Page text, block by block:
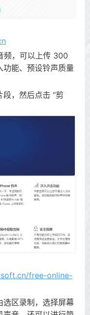
频，可以上传 300
功能、预设铃声质量
段，然后点击 “剪
free-online-
选区录制，选择屏幕